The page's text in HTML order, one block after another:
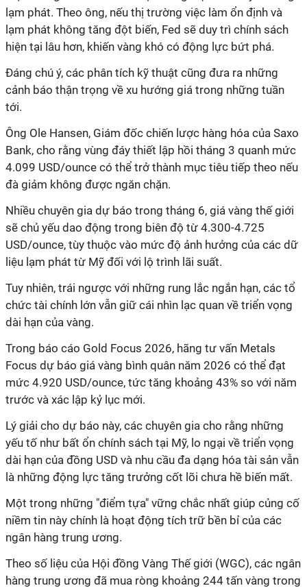
lạm phát. Theo ông, nếu thị trường việc làm ổn định và
lạm phát không tăng đột biến, Fed sẽ duy trì chính sách
hiện tại lâu hơn, khiến vàng khó có động lực bứt phá.
Đáng chú ý, các phân tích kỹ thuật cũng đưa ra những
cảnh báo thận trọng về xu hướng giá trong những tuần
tới.
Ông Ole Hansen, Giám đốc chiến lược hàng hóa của Saxo
Bank, cho rằng vùng đáy thiết lập hồi tháng 3 quanh mức
4.099 USD/ounce có thể trở thành mục tiêu tiếp theo nếu
đà giảm không được ngăn chặn.
Nhiều chuyên gia dự báo trong tháng 6, giá vàng thế giới
sẽ chủ yếu dao động trong biên độ từ 4.300-4.725
USD/ounce, tùy thuộc vào mức độ ảnh hưởng của các dữ
liệu lạm phát từ Mỹ đối với lộ trình lãi suất.
Tuy nhiên, trái ngược với những rung lắc ngắn hạn, các tổ
chức tài chính lớn vẫn giữ cái nhìn lạc quan về triển vọng
dài hạn của vàng.
Trong báo cáo Gold Focus 2026, hãng tư vấn Metals
Focus dự báo giá vàng bình quân năm 2026 có thể đạt
mức 4.920 USD/ounce, tức tăng khoảng 43% so với năm
trước và xác lập kỷ lục mới.
Lý giải cho dự báo này, các chuyên gia cho rằng những
yếu tố như bất ổn chính sách tại Mỹ, lo ngại về triển vọng
dài hạn của đồng USD và nhu cầu đa dạng hóa tài sản vẫn
là những động lực tăng trưởng cốt lõi chưa hề biến mất.
Một trong những "điểm tựa" vững chắc nhất giúp củng cố
niềm tin này chính là hoạt động tích trữ bền bỉ của các
ngân hàng trung ương.
Theo số liệu của Hội đồng Vàng Thế giới (WGC), các ngân
hàng trung ương đã mua ròng khoảng 244 tấn vàng trong